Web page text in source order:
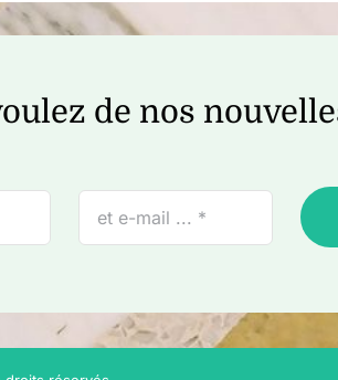
de nos